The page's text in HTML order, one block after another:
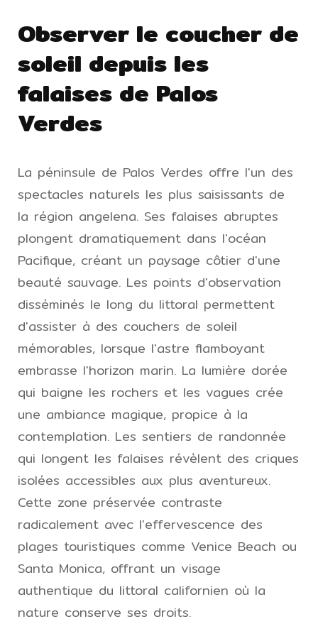
Observer le coucher de
soleil depuis les
falaises de Palos
Verdes
La péninsule de Palos Verdes offre l'un des
spectacles naturels les plus saisissants de
la région angelena. Ses falaises abruptes
plongent dramatiquement dans l'océan
Pacifique, créant un paysage côtier d'une
beauté sauvage. Les points d'observation
disséminés le long du littoral permettent
d'assister à des couchers de soleil
mémorables, lorsque l'astre flamboyant
embrasse l'horizon marin. La lumière dorée
qui baigne les rochers et les vagues crée
une ambiance magique, propice à la
contemplation. Les sentiers de randonnée
qui longent les falaises révèlent des criques
isolées accessibles aux plus aventureux.
Cette zone préservée contraste
radicalement avec l'effervescence des
plages touristiques comme Venice Beach ou
Santa Monica, offrant un visage
authentique du littoral californien où la
nature conserve ses droits.